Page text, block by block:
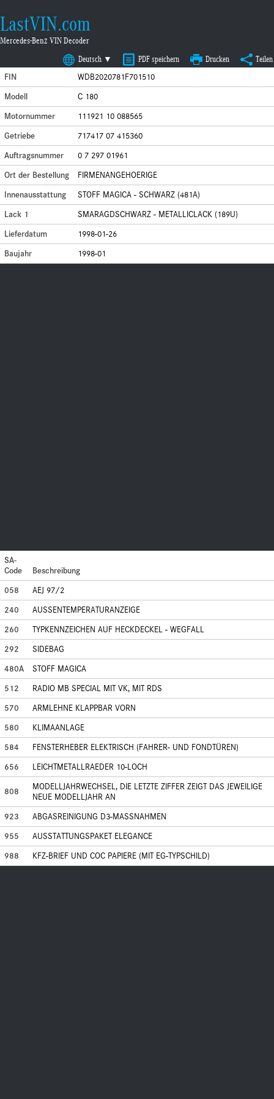
LastVIN.com
Mercedes-Benz VIN Decoder
Deutsch ▼ PDF speichern Drucken Teilen
FIN
WDB2020781F701510
Modell
C 180
Motornummer
111921 10 088565
Getriebe
717417 07 415360
Auftragsnummer
0 7 297 01961
Ort der Bestellung
FIRMENANGEHOERIGE
Innenausstattung
STOFF MAGICA - SCHWARZ (481A)
Lack 1
SMARAGDSCHWARZ - METALLICLACK (189U)
Lieferdatum
1998-01-26
Baujahr
1998-01
SA-
Code
Beschreibung
058
AEJ 97/2
240
AUSSENTEMPERATURANZEIGE
260
TYPKENNZEICHEN AUF HECKDECKEL - WEGFALL
292
SIDEBAG
480A
STOFF MAGICA
512
RADIO MB SPECIAL MIT VK, MIT RDS
570
ARMLEHNE KLAPPBAR VORN
580
KLIMAANLAGE
584
FENSTERHEBER ELEKTRISCH (FAHRER- UND FONDTÜREN)
656
LEICHTMETALLRAEDER 10-LOCH
808
MODELLJAHRWECHSEL, DIE LETZTE ZIFFER ZEIGT DAS JEWEILIGE
NEUE MODELLJAHR AN
923
ABGASREINIGUNG D3-MASSNAHMEN
955
AUSSTATTUNGSPAKET ELEGANCE
988
KFZ-BRIEF UND COC PAPIERE (MIT EG-TYPSCHILD)